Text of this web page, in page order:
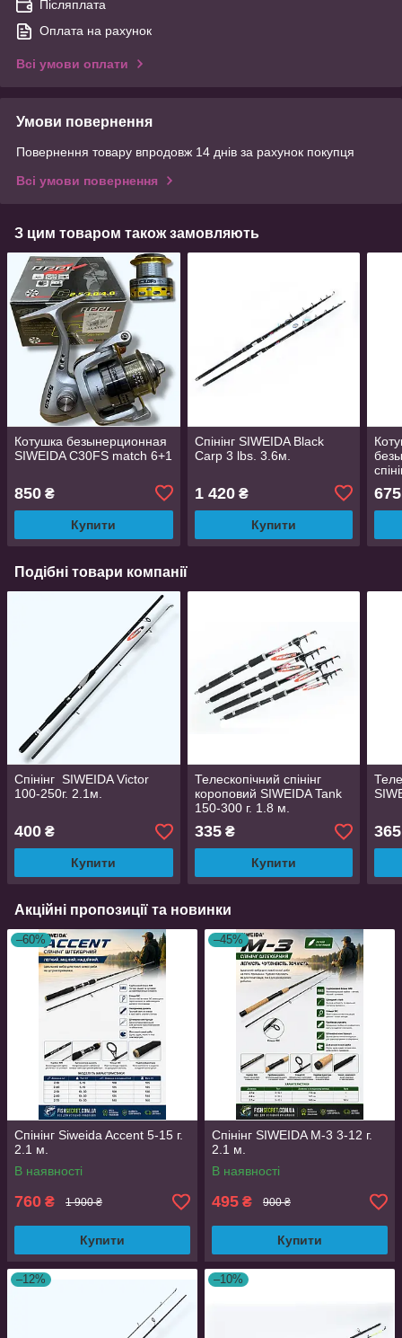
Післяплата
Оплата на рахунок
Всі умови оплати
Умови повернення
Повернення товару впродовж 14 днів за рахунок покупця
Всі умови повернення
З цим товаром також замовляють
Котушка безынерционная
SIWEIDA C30FS match 6+1
850 ₴
Купити
Спінінг SIWEIDA Black
Carp 3 lbs. 3.6м.
1 420₴
Купити
675
Подібні товари компанії
Спінінг SIWEIDA Victor
100-250г. 2.1м.
400 ₴
Купити
Телескопічний спінінг
короповий SIWEIDA Tank
150-300 г. 1.8 м.
335₴
Купити
365
Акційні пропозиції та новинки
–60%
Спінінг Siweida Accent 5-15 г.
2.1 м.
В наявності
760 ₴ 1 900 ₴
Купити
–45%
Спінінг SIWEIDA M-3 3-12 г.
2.1 м.
В наявності
495 ₴ 900 ₴
Купити
–12% –10%